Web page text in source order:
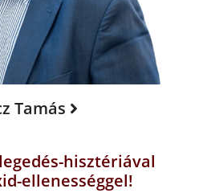
Tamás
hisztériával
ellenességgel!